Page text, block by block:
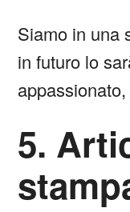
Siamo in una
in futuro lo
5.